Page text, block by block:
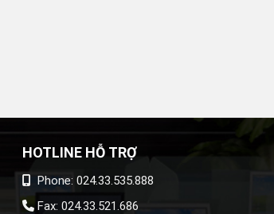
HOTLINE HỖ TRỢ
Phone: 024.33.535.888
Fax: 024.33.521.686